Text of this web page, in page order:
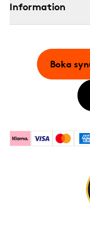
Information
KlarnaVisa
Boka